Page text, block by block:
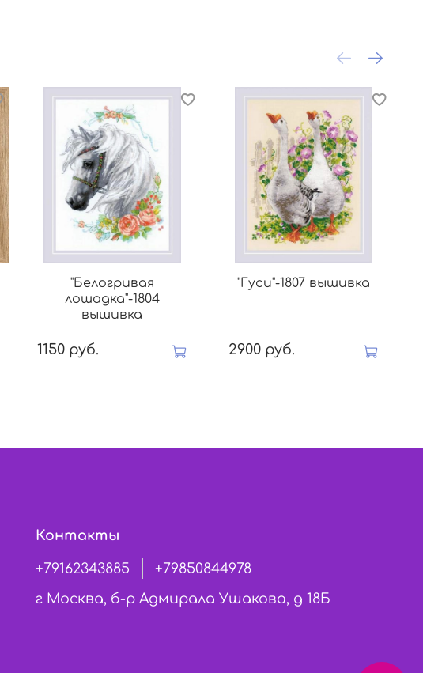
"Белогривая
лошадка"-1804
вышивка
1150 руб.
"Гуси"-1807 вышивка
2900 руб.
Контакты
+79162343885
+79850844978
г Москва, б-р Адмирала Ушакова, д 18Б